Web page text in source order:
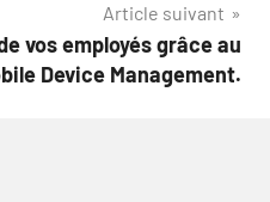
Article suivant
vos employés grâce au
Device Management.